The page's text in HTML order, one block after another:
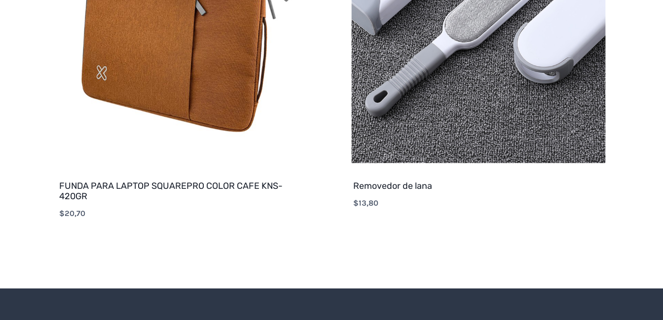
FUNDA PARA LAPTOP SQUAREPRO COLOR CAFE KNS-
420GR
$20,70
Removedor de lana
$13,80